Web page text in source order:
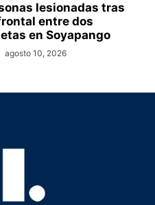
lesionadas tras
entre dos
en Soyapango
agosto 10, 2026